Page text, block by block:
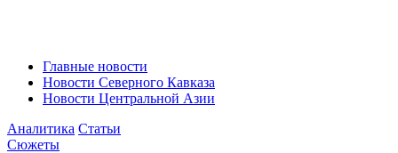
Главные новости
Новости Северного Кавказа
Новости Центральной Азии
Аналитика Статьи
Сюжеты